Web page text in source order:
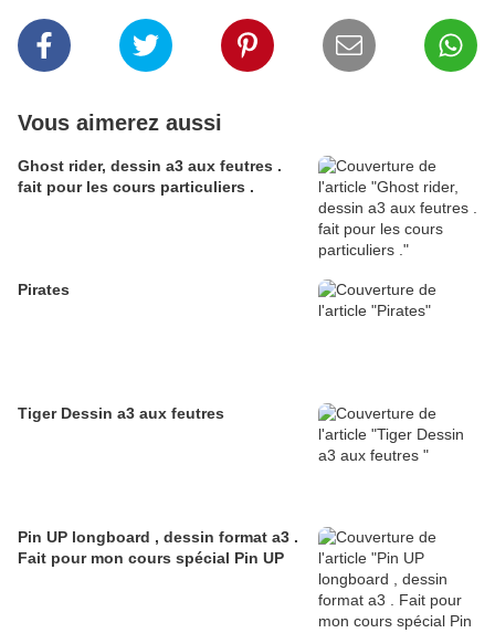
Vous aimerez aussi
Ghost rider, dessin a3 aux feutres .
fait pour les cours particuliers .
Pirates
Tiger Dessin a3 aux feutres
Pin UP longboard , dessin format a3 .
Fait pour mon cours spécial Pin UP